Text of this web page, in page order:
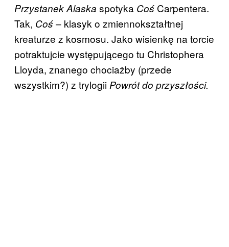
Przystanek Alaska spotyka Coś Carpentera.
Tak, Coś– klasyk o zmiennokształtnej
kreaturze z kosmosu. Jako wisienkę na torcie
potraktujcie występującego tu Christophera
Lloyda, znanego chociażby (przede
wszystkim?) z trylogii Powrót do przyszłości.